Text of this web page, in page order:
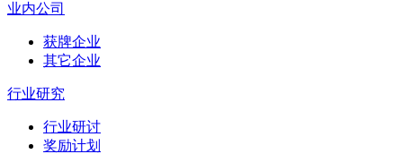
业内公司
获牌企业
其它企业
行业研究
行业研讨
奖励计划